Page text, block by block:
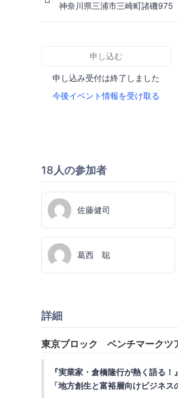
神奈川県三浦市三崎町諸磯975
申し込む
申し込み受付は終了しました
今後イベント情報を受け取る
18人の参加者
佐藤健司
葛西 聡
詳細
東京ブロック ベンチマークツ
『実業家・倉橋隆行が熱く語る！』
「地方創生と富裕層向けビジネス